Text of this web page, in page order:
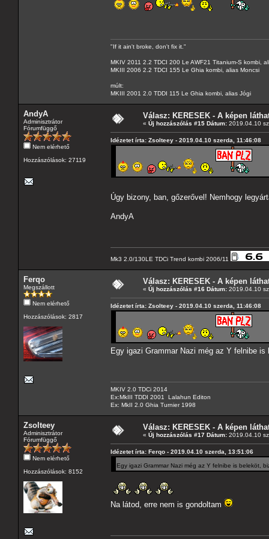
"If it ain't broke, don't fix it."
MKIV 2011 2.2 TDCI 200 Le AWF21 Titanium-S kombi,
MKIII 2006 2.2 TDCI 155 Le Ghia kombi, alias Moncsi
múlt:
MKIII 2001 2.0 TDDI 115 Le Ghia kombi, alias Jógi
AndyA
Adminisztrátor
Fórumfüggő
Nem elérhető
Hozzászólások: 27119
Válasz: KERESEK - A képen
« Új hozzászólás #15 Dátum: 2019.04.10
Idézetet írta: Zsolteey - 2019.04.10 szerda, 11:46:08
Úgy bizony, ban, gőzerővel! Nemhogy
AndyA
Mk3 2.0/130LE TDCi Trend kombi 2006/11
Ferqo
Megszállott
Nem elérhető
Hozzászólások: 2817
Válasz: KERESEK - A képen
« Új hozzászólás #16 Dátum: 2019.04.10
Idézetet írta: Zsolteey - 2019.04.10 szerda, 11:46:08
Egy igazi Grammar Nazi még az Y felnibe
MKIV 2.0 TDCi 2014
Ex:MkIII TDDI 2001 Lalahun Editon
Ex: MkII 2.0 Ghia Turnier 1998
Zsolteey
Adminisztrátor
Fórumfüggő
Nem elérhető
Hozzászólások: 8152
Válasz: KERESEK - A képen
« Új hozzászólás #17 Dátum: 2019.04.10
Idézetet írta: Ferqo - 2019.04.10 szerda, 13:51:06
Egy igazi Grammar Nazi még az Y felnibe is beleköt,
Na látod, erre nem is gondoltam